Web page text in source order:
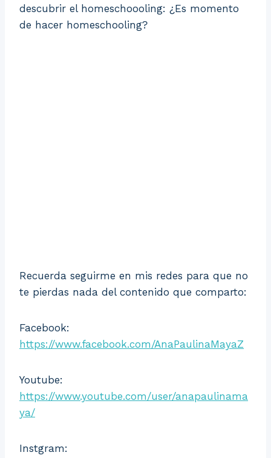
descubrir el homeschoooling: ¿Es momento
de hacer homeschooling?
Recuerda seguirme en mis redes para que no
te pierdas nada del contenido que comparto:
Facebook:
https://www.facebook.com/AnaPaulinaMayaZ
Youtube:
https://www.youtube.com/user/anapaulinama
ya/
Instgram: